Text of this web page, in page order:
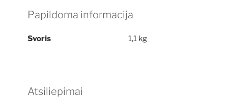
Papildoma informacija
Svoris 1,1 kg
Atsiliepimai